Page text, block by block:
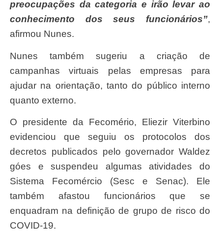
preocupações da categoria e irão levar ao
conhecimento dos seus funcionários”,
afirmou Nunes.
Nunes também sugeriu a criação de
campanhas virtuais pelas empresas para
ajudar na orientação, tanto do público interno
quanto externo.
O presidente da Fecomério, Eliezir Viterbino
evidenciou que seguiu os protocolos dos
decretos publicados pelo governador Waldez
góes e suspendeu algumas atividades do
Sistema Fecomércio (Sesc e Senac). Ele
também afastou funcionários que se
enquadram na definição de grupo de risco do
COVID-19.